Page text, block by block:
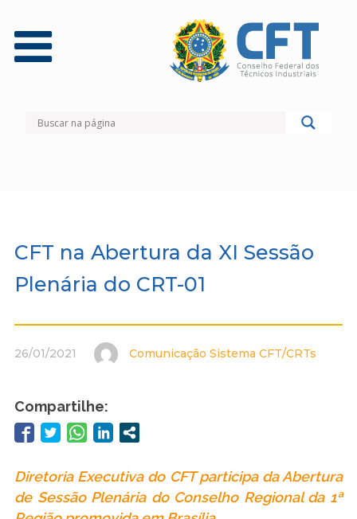
CFT na Abertura da XI Sessão
Plenária do CRT-01
26/01/2021 Comunicação Sistema CFT/CRTs
Compartilhe:
Diretoria Executiva do CFT participa da Abertura
de Sessão Plenária do Conselho Regional da 1ª